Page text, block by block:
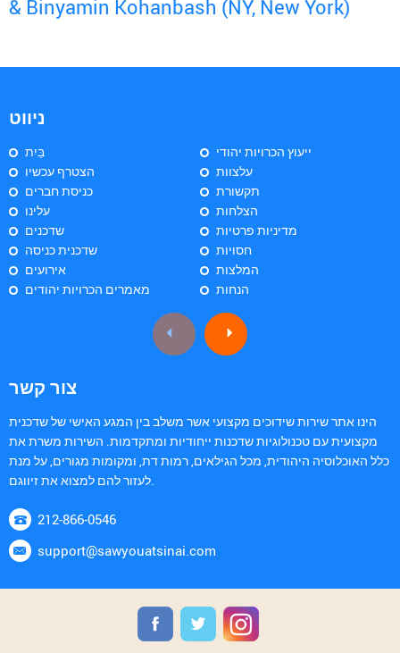
& Binyamin Kohanbash (NY, New York)
ניווט
בַּיִת
הצטרף עכשיו
כניסת חברים
עלינו
שדכנים
שדכנית כניסה
אירועים
מאמרים הכרויות יהודים
ייעוץ הכרויות יהודי
עלצוות
תקשורת
הצלחות
מדיניות פרטיות
חסויות
המלצות
הנחות
צור קשר
הינו אתר שירות שידוכים מקצועי אשר משלב בין המגע האישי של שדכנית
מקצועית עם טכנולוגיות שדכנות ייחודיות ומתקדמות. השירות משרת את
כלל האוכלוסיה היהודית, מכל הגילאים, רמות דת, ומקומות מגורים, על מנת
לעזור להם למצוא את זיווגם.
212-866-0546
support@sawyouatsinai.com